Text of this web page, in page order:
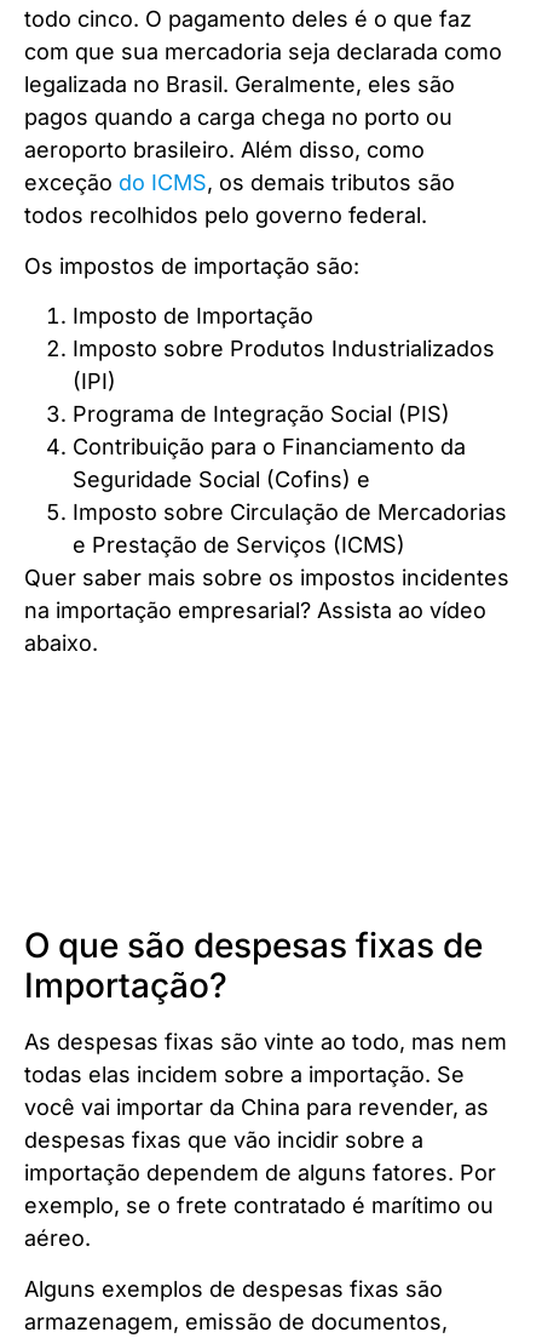
todo cinco. O pagamento deles é o que faz
com que sua mercadoria seja declarada como
legalizada no Brasil. Geralmente, eles são
pagos quando a carga chega no porto ou
aeroporto brasileiro. Além disso, como
exceção do ICMS, os demais tributos são
todos recolhidos pelo governo federal.
Os impostos de importação são:
Imposto de Importação
Imposto sobre Produtos Industrializados
(IPI)
Programa de Integração Social (PIS)
Contribuição para o Financiamento da
Seguridade Social (Cofins) e
Imposto sobre Circulação de Mercadorias
e Prestação de Serviços (ICMS)
Quer saber mais sobre os impostos incidentes
na importação empresarial? Assista ao vídeo
abaixo.
O que são despesas fixas de
Importação?
As despesas fixas são vinte ao todo, mas nem
todas elas incidem sobre a importação. Se
você vai importar da China para revender, as
despesas fixas que vão incidir sobre a
importação dependem de alguns fatores. Por
exemplo, se o frete contratado é marítimo ou
aéreo.
Alguns exemplos de despesas fixas são
armazenagem, emissão de documentos,